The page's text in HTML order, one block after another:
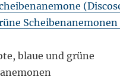
blaue und grüne